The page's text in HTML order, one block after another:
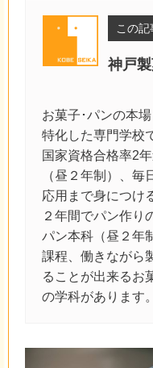
この記
神戸
お菓子･パンの本
特化した専門学校
国家資格合格率2
（昼２年制）、毎
応用まで身につけ
２年間でパン作り
パン本科（昼２年
課程、働きながら
ることが出来るお
の学科があります。